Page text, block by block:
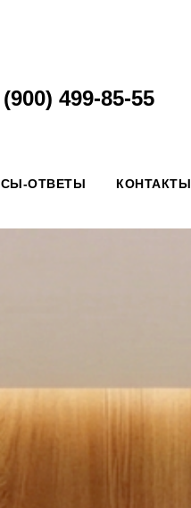
499-85-55
ОТВЕТЫ КОНТАКТЫ